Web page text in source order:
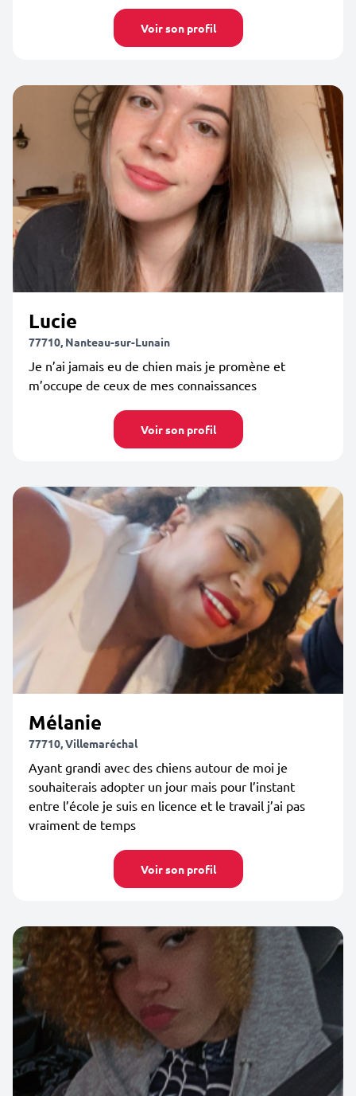
Voir son profil
Lucie
77710, Nanteau-sur-Lunain
Je n’ai jamais eu de chien mais je promène et
m’occupe de ceux de mes connaissances
Voir son profil
Mélanie
77710, Villemaréchal
Ayant grandi avec des chiens autour de moi je
souhaiterais adopter un jour mais pour l’instant
entre l’école je suis en licence et le travail j’ai pas
vraiment de temps
Voir son profil